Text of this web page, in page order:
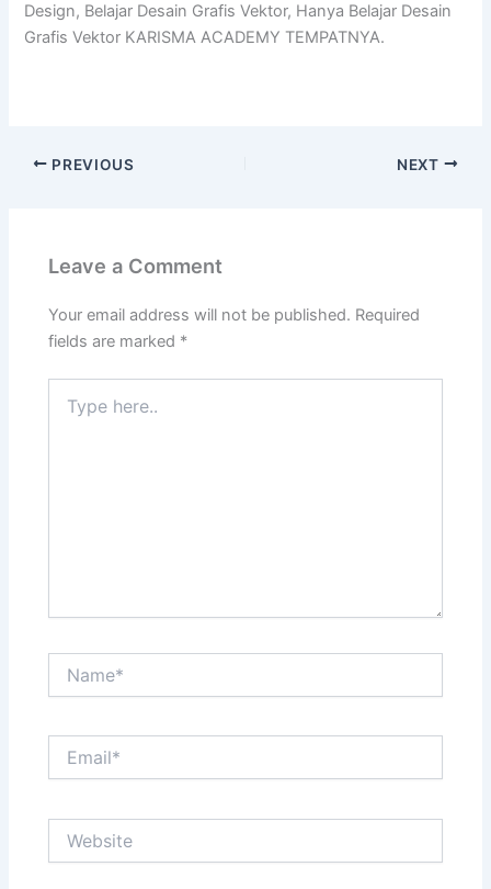
Design, Belajar Desain Grafis Vektor, Hanya Belajar Desain
Grafis Vektor KARISMA ACADEMY TEMPATNYA.
PREVIOUS NEXT
Leave a Comment
Your email address will not be published. Required
fields are marked *
here..